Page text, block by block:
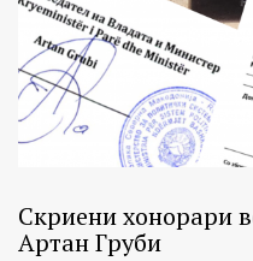
Скриени хонорари
Артан Груби